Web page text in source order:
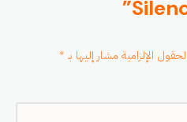
الحقول الإلزامية مشار إليها بـ *